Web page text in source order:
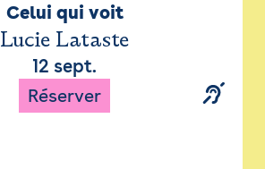
Celui qui voit
Lucie Lataste
12 sept.
Réserver